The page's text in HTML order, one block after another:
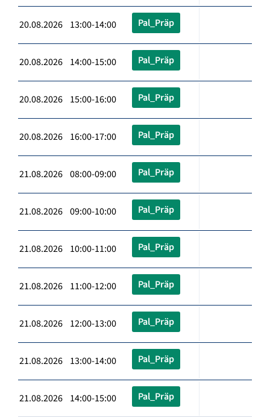
20.08.2026 13:00-14:00 Pal_Präp
20.08.2026 14:00-15:00 Pal_Präp
20.08.2026 15:00-16:00 Pal_Präp
20.08.2026 16:00-17:00 Pal_Präp
21.08.2026 08:00-09:00 Pal_Präp
21.08.2026 09:00-10:00 Pal_Präp
21.08.2026 10:00-11:00 Pal_Präp
21.08.2026 11:00-12:00 Pal_Präp
21.08.2026 12:00-13:00 Pal_Präp
21.08.2026 13:00-14:00 Pal_Präp
21.08.2026 14:00-15:00 Pal_Präp